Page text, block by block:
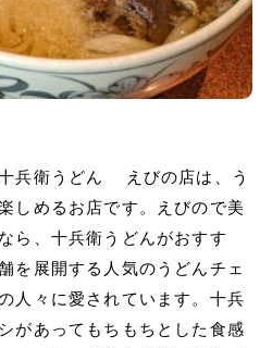
兵衛うどん えびの店は、う
しめるお店です。えびので美
ら、十兵衛うどんがおすす
を展開する人気のうどんチェ
人々に愛されています。十兵
があってもちもちとした食感